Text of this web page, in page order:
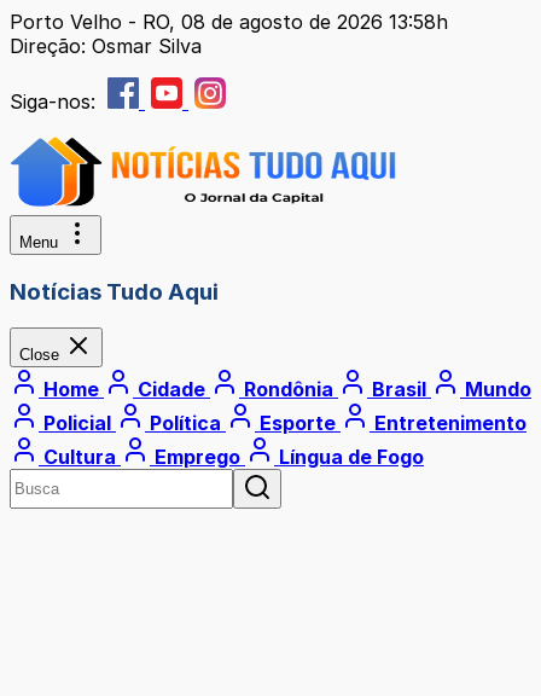
Porto Velho - RO, 08 de agosto de 2026 13:58h
Direção: Osmar Silva
Siga-nos:
Menu
Notícias Tudo Aqui
Close
Home Cidade Rondônia Brasil
Mundo
Policial
Política Esporte
Entretenimento
Cultura
Emprego Língua de Fogo